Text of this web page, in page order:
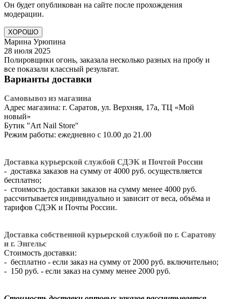
Он будет опубликован на сайте после прохождения
модерации.
ХОРОШО
Марина Урюпина
28 июля 2025
Полировщики огонь, заказала несколько разных на пробу и
все показали классный результат.
Варианты доставки
Самовывоз из магазина
Адрес магазина: г. Саратов, ул. Верхняя, 17а, ТЦ «Мой
новый»
​Бутик "Art Nail Store"
Режим работы: ежедневно с 10.00 до 21.00
Доставка курьерской службой СДЭК и Почтой России
- доставка заказов на сумму от 4000 руб. осуществляется
бесплатно;
- стоимость доставки заказов на сумму менее 4000 руб.
рассчитывается индивидуально и зависит от веса, объёма и
тарифов СДЭК и Почты России.
Доставка собственной курьерской службой по г. Саратову
и г. Энгельс
Стоимость доставки:
- бесплатно - если заказ на сумму от 2000 руб. включительно;
- 150 руб. - если заказ на сумму менее 2000 руб.